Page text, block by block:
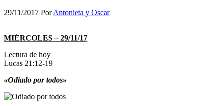
29/11/2017 PorAntonieta y Oscar
MIÉRCOLES – 29/11/17
Lectura de hoy
Lucas 21:12-19
«Odiado por todos»